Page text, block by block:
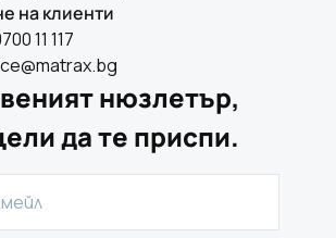
на клиенти
11 117
нюзлетър,
да те приспи.